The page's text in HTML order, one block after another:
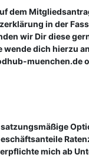
dem
in der
wir Dir diese
wende dich hierzu an
muenchen.de
mich ab